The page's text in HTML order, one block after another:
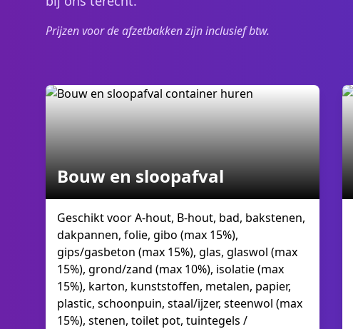
Prijzen voor de afzetbakken zijn inclusief btw.
Bouw en sloopafval
Geschikt voor A-hout, B-hout, bad, bakstenen,
dakpannen, folie, gibo (max 15%),
gips/gasbeton (max 15%), glas, glaswol (max
15%), grond/zand (max 10%), isolatie (max
15%), karton, kunststoffen, metalen, papier,
plastic, schoonpuin, staal/ijzer, steenwol (max
15%), stenen, toilet pot, tuintegels /